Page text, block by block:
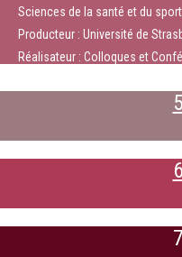
Sciences de la santé et du
Producteur : Université de
Réalisateur : Colloques et